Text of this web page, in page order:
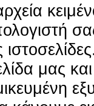
μας